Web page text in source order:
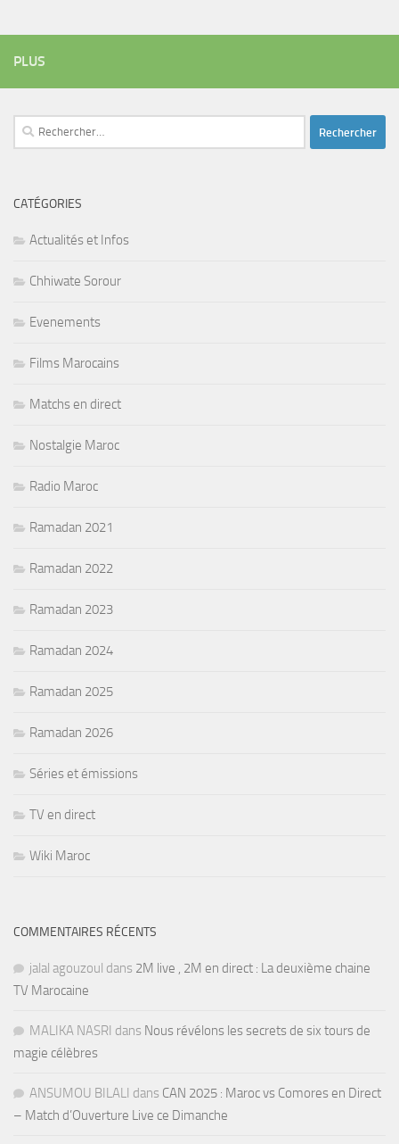
PLUS
Rechercher :
CATÉGORIES
Actualités et Infos
Chhiwate Sorour
Evenements
Films Marocains
Matchs en direct
Nostalgie Maroc
Radio Maroc
Ramadan 2021
Ramadan 2022
Ramadan 2023
Ramadan 2024
Ramadan 2025
Ramadan 2026
Séries et émissions
TV en direct
Wiki Maroc
COMMENTAIRES RÉCENTS
jalal agouzoul dans 2M live , 2M en direct : La deuxième chaine
TV Marocaine
MALIKA NASRI dans Nous révélons les secrets de six tours de
magie célèbres
ANSUMOU BILALI dans CAN 2025 : Maroc vs Comores en Direct
– Match d’Ouverture Live ce Dimanche